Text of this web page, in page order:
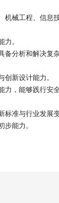
机械工程、信息
。
备分析和解决复
新设计能力。
力，能够践行安
准与行业发展变
能力。